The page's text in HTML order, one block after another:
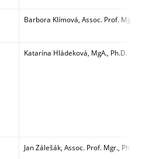
Barbora Klímová, Assoc. Prof. MgA.,
Katarína Hládeková, MgA., Ph.D.
Jan Zálešák, Assoc. Prof. Mgr., Ph.D.